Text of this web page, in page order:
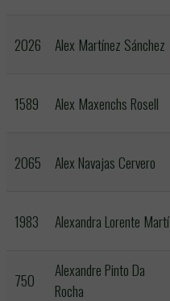
2026 Alex Martínez Sánchez
1589 Alex Maxenchs Rosell
2065 Alex Navajas Cervero
1983 Alexandra Lorente Martí
750
Alexandre Pinto Da
Rocha